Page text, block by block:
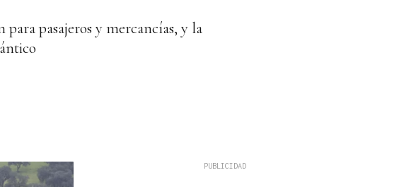
pasajeros y mercancías, y la